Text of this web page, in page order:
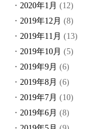
2020年1月 (12)
2019年12月 (8)
2019年11月 (13)
2019年10月 (5)
2019年9月 (6)
2019年8月 (6)
2019年7月 (10)
2019年6月 (8)